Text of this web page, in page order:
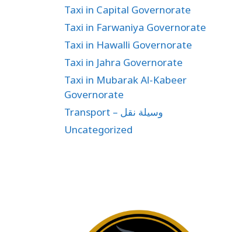
Taxi in Capital Governorate
Taxi in Farwaniya Governorate
Taxi in Hawalli Governorate
Taxi in Jahra Governorate
Taxi in Mubarak Al-Kabeer
Governorate
Transport – وسيلة نقل
Uncategorized